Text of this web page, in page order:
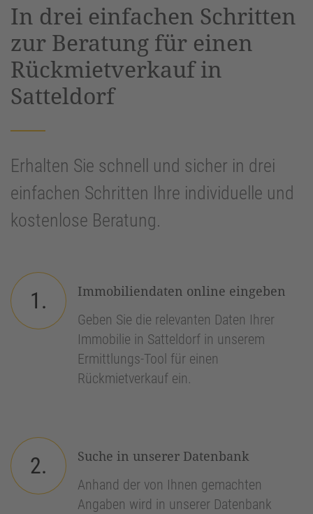
Management Platform&eRecht24
In drei einfachen Schritten
zur Beratung für einen
Rückmietverkauf in
Satteldorf
Erhalten Sie schnell und sicher in drei
einfachen Schritten Ihre individuelle und
kostenlose Beratung.
1.
Immobiliendaten online eingeben
Geben Sie die relevanten Daten Ihrer
Immobilie in Satteldorf in unserem
Ermittlungs-Tool für einen
Rückmietverkauf ein.
2.
Suche in unserer Datenbank
Anhand der von Ihnen gemachten
Angaben wird in unserer Datenbank